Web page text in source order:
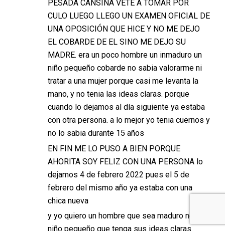
PESADA CANSINA VETE A TOMAR POR
CULO LUEGO LLEGO UN EXAMEN OFICIAL DE
UNA OPOSICIÓN QUE HICE Y NO ME DEJO
EL COBARDE DE EL SINO ME DEJO SU
MADRE. era un poco hombre un inmaduro un
niño pequeño cobarde no sabia valorarme ni
tratar a una mujer porque casi me levanta la
mano, y no tenia las ideas claras. porque
cuando lo dejamos al día siguiente ya estaba
con otra persona. a lo mejor yo tenia cuernos y
no lo sabia durante 15 años
EN FIN ME LO PUSO A BIEN PORQUE
AHORITA SOY FELIZ CON UNA PERSONA lo
dejamos 4 de febrero 2022 pues el 5 de
febrero del mismo año ya estaba con una
chica nueva
y yo quiero un hombre que sea maduro no un
niño pequeño que tenga sus ideas claras